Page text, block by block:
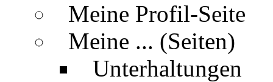
Meine Profil-Seite
Meine ... (Seiten)
Unterhaltungen